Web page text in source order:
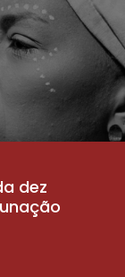
dez